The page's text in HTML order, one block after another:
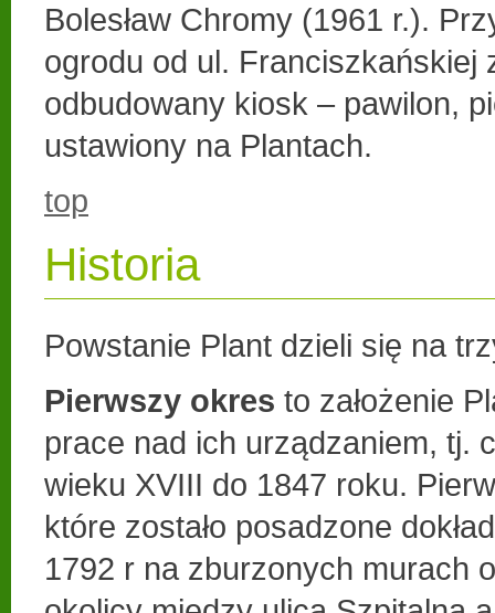
Bolesław Chromy (1961 r.).
ogrodu od ul. Franciszkańskiej
odbudowany kiosk – pawilon,
ustawiony na Plantach.
top
Historia
Powstanie Plant dzieli się na
Pierwszy okres to założenie
prace nad ich urządzaniem, tj.
wieku XVIII do 1847 roku.
które zostało posadzone
1792 r na zburzonych murach